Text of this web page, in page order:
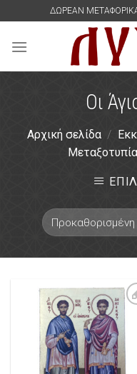
content
ΔΩΡΕΑΝ
Οι
Αρχική σελίδα /
Μεταξοτυπία
στην